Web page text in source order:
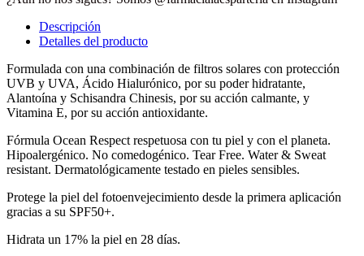
Descripción
Detalles del producto
Formulada con una combinación de filtros solares con protección
UVB y UVA, Ácido Hialurónico, por su poder hidratante,
Alantoína y Schisandra Chinesis, por su acción calmante, y
Vitamina E, por su acción antioxidante.
Fórmula Ocean Respect respetuosa con tu piel y con el planeta.
Hipoalergénico. No comedogénico. Tear Free. Water & Sweat
resistant. Dermatológicamente testado en pieles sensibles.
Protege la piel del fotoenvejecimiento desde la primera aplicación
gracias a su SPF50+.
Hidrata un 17% la piel en 28 días.